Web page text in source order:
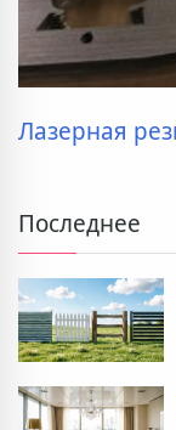
Лазерная
Последнее